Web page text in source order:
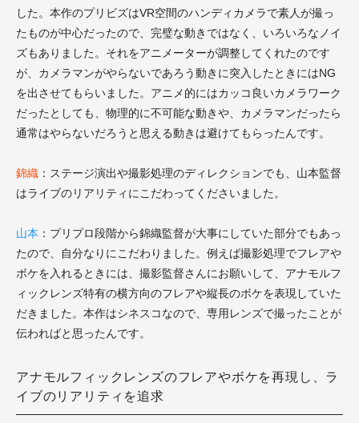
した。本作のプリビズはVR空間のハンディカメラで素人が撮っ
たものが中心だったので、完璧な動きではなく、いろいろなノイ
ズもありました。それをアニメーターが調整してくれたのです
が、カメラマンがやらないであろう動きに突入したときにはNG
を出させてもらいました。アニメ的にはカッコ良いカメラワーク
だったとしても、物理的に不可能な動きや、カメラマンだったら
通常はやらないだろうと思える動きは避けてもらったんです。
錦織 ：ステージ演出や撮影処理のディレクションでも、山本監督
はライブのリアリティにこだわってくださいました。
山本 ：プリプロ段階から錦織監督が大事にしていた部分でもあっ
たので、自分なりにこだわりました。例えば撮影処理でフレアや
ボケを入れるときには、撮影監督さんにお願いして、アナモルフ
ィックレンズ特有の横方向のフレアや縦長のボケを表現していた
だきました。本作はシネスコなので、専用レンズで撮ったことが
伝わればと思ったんです。
アナモルフィックレンズのフレアやボケを再現し、ラ
イブのリアリティを追求